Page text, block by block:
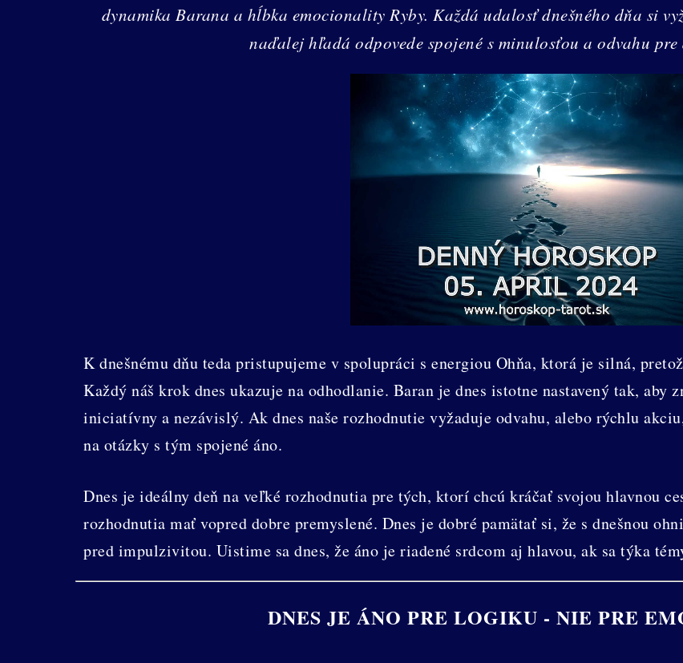
dynamika Barana a hĺbka emocionality Ryby. Každá udalosť dnešného dňa si
naďalej hľadá odpovede spojené s minulosťou a odvahu
K dnešnému dňu teda pristupujeme v spolupráci s energiou Ohňa, ktorá je silná,
Každý náš krok dnes ukazuje na odhodlanie. Baran je dnes istotne nastavený tak, aby
iniciatívny a nezávislý. Ak dnes naše rozhodnutie vyžaduje odvahu, alebo rýchlu
na otázky s tým spojené áno.
Dnes je ideálny deň na veľké rozhodnutia pre tých, ktorí chcú kráčať svojou hlavnou
rozhodnutia mať vopred dobre premyslené. Dnes je dobré pamätať si, že s dnešnou
pred impulzivitou. Uistime sa dnes, že áno je riadené srdcom aj hlavou, ak sa týka
DNES JE ÁNO PRE LOGIKU - NIE PRE